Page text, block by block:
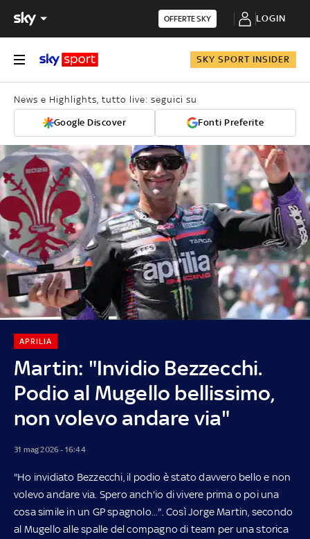
OFFERTE SKY LOGIN
SKY SPORT INSIDER
News e Highlights, tutto live: seguici su
Google Discover Fonti Preferite
Martin: "Invidio Bezzecchi.
Podio al Mugello bellissimo,
non volevo andare via"
APRILIA
31 mag 2026 - 16:44
"Ho invidiato Bezzecchi, il podio è stato davvero bello e non
volevo andare via. Spero anch'io di vivere prima o poi una
cosa simile in un GP spagnolo...". Così Jorge Martin, secondo
al Mugello alle spalle del compagno di team per una storica